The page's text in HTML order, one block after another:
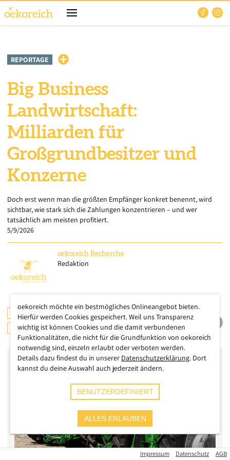
REPORTAGE
Big Business
Landwirtschaft:
Milliarden für
Großgrundbesitzer und
Konzerne
Doch erst wenn man die größten Empfänger konkret benennt, wird
sichtbar, wie stark sich die Zahlungen konzentrieren – und wer
tatsächlich am meisten profitiert.
5/9/2026
oekoreich Recherche
Redaktion
LANDWIRTSCHAFT
ÖSTERREICH
DEUTSCHLAND
Impressum Datenschutz AGB
oekoreich möchte ein bestmögliches Onlineangebot bieten.
Hierfür werden Cookies gespeichert. Weil uns Transparenz
wichtig ist können Cookies und die damit verbundenen
Funktionalitäten, die nicht für die Grundfunktion von oekoreich
notwendig sind, einzeln erlaubt oder verboten werden.
Details dazu findest du in unserer Datenschutzerklärung. Dort
kannst du deine Auswahl auch jederzeit ändern.
BENUTZERDEFINIERT
ALLES ERLAUBEN